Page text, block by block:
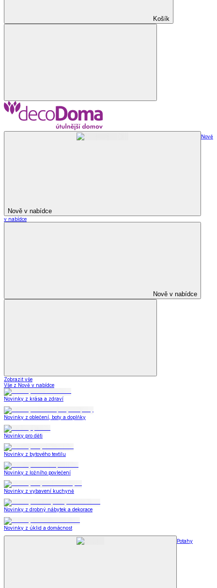
Košík
Nově v nabídce
Nově
v nabídce
Nově v nabídce
Zobrazit vše
Vše z Nově v nabídce
Novinky z krása a zdraví
Novinky z oblečení, boty a doplňky
Novinky pro děti
Novinky z bytového textilu
Novinky z ložního povlečení
Novinky z vybavení kuchyně
Novinky z drobný nábytek a dekorace
Novinky z úklid a domácnost
Potahy